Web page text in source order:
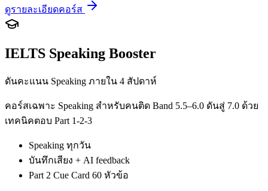
ดูรายละเอียดคอร์ส
IELTS Speaking Booster
ดันคะแนน Speaking ภายใน 4 สัปดาห์
คอร์สเฉพาะ Speaking สำหรับคนติด Band 5.5–6.0 ดันสู่ 7.0 ด้วย
เทคนิคตอบ Part 1-2-3
Speaking ทุกวัน
บันทึกเสียง + AI feedback
Part 2 Cue Card 60 หัวข้อ